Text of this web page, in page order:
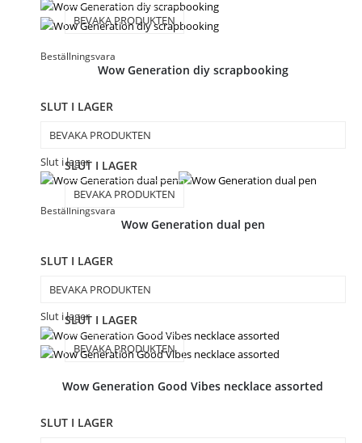
Beställningsvara
BEVAKA PRODUKTEN
Wow Generation diy scrapbooking
SLUT I LAGER
BEVAKA PRODUKTEN
Slut i lager
Beställningsvara
SLUT I LAGER
BEVAKA PRODUKTEN
Wow Generation dual pen
SLUT I LAGER
BEVAKA PRODUKTEN
Slut i lagerSLUT I LAGER
BEVAKA PRODUKTEN
Wow Generation Good Vibes necklace assorted
SLUT I LAGER